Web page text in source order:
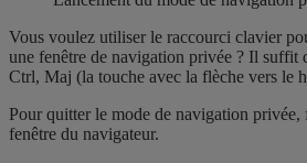
Vous voulez utiliser le raccourci clavier
une fenêtre de navigation privée ? Il suffit
Ctrl, Maj (la touche avec la flèche vers le
Pour quitter le mode de navigation privée,
fenêtre du navigateur.